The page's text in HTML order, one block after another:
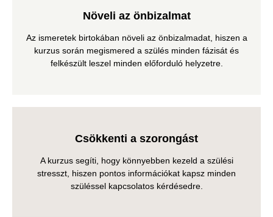
Növeli az önbizalmat
Az ismeretek birtokában növeli az önbizalmadat, hiszen a
kurzus során megismered a szülés minden fázisát és
felkészült leszel minden előforduló helyzetre.
Csökkenti a szorongást
A kurzus segíti, hogy könnyebben kezeld a szülési
stresszt, hiszen pontos információkat kapsz minden
szüléssel kapcsolatos kérdésedre.